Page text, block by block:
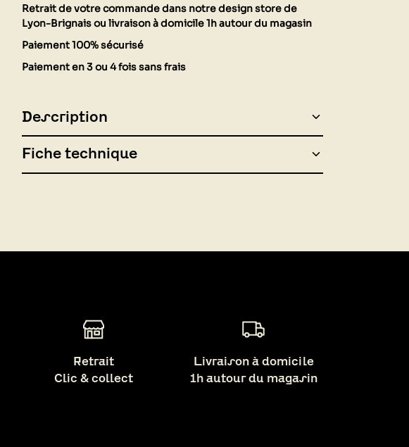
Retrait de votre commande dans notre design store de
Lyon-Brignais ou livraison à domicile 1h autour du magasin
Paiement 100% sécurisé
Paiement en 3 ou 4 fois sans frais
Description
Fiche technique
Retrait
Clic & collect
Livraison à domicile
1h autour du magasin